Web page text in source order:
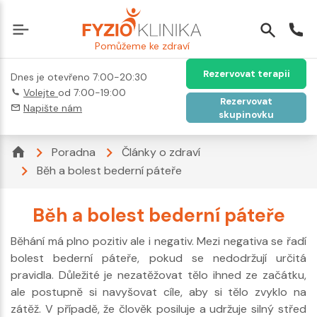
Pomůžeme ke zdraví
Dnes je otevřeno 7:00-20:30
Volejte od 7:00-19:00
Napište nám
Rezervovat terapii
Rezervovat
skupinovku
Poradna
Články o zdraví
Běh a bolest bederní páteře
Běh a bolest bederní páteře
Běhání má plno pozitiv ale i negativ. Mezi negativa se řadí
bolest bederní páteře, pokud se nedodržují určitá
pravidla. Důležité je nezatěžovat tělo ihned ze začátku,
ale postupně si navyšovat cíle, aby si tělo zvyklo na
zátěž. V případě, že člověk posiluje a udržuje silný střed